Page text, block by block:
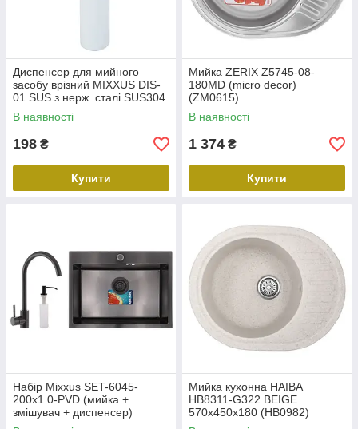
Диспенсер для мийного
засобу врізний MIXXUS DIS-
01.SUS з нерж. сталі SUS304
(300 мл) (MX1953)
В наявності
198 ₴
Купити
Мийка ZERIX Z5745-08-
180MD (micro decor)
(ZM0615)
В наявності
1 374 ₴
Купити
Набір Mixxus SET-6045-
200x1.0-PVD (мийка +
змішувач + диспенсер)
(MX0587)
Мийка кухонна HAIBA
HB8311-G322 BEIGE
570x450x180 (HB0982)